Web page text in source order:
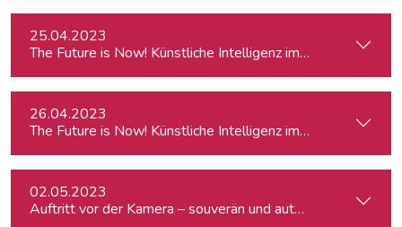
25.04.2023
The Future is Now! Künstliche Intelligenz im Journalismus:
26.04.2023
The Future is Now! Künstliche Intelligenz im Journalismus:
02.05.2023
Auftritt vor der Kamera – souverän und authentisch